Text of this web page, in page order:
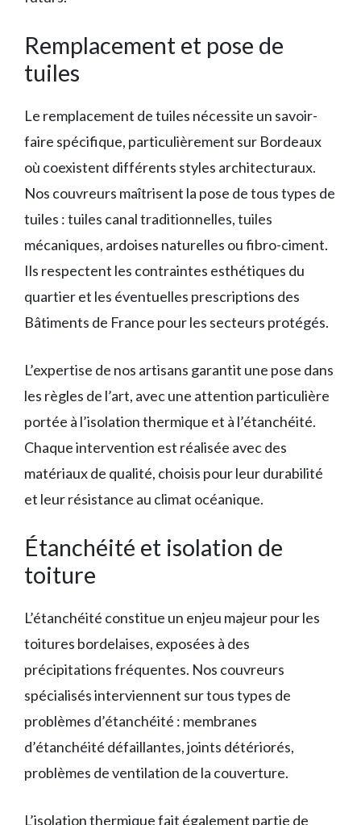
Remplacement et pose de
tuiles
Le remplacement de tuiles nécessite un savoir-
faire spécifique, particulièrement sur Bordeaux
où coexistent différents styles architecturaux.
Nos couvreurs maîtrisent la pose de tous types de
tuiles : tuiles canal traditionnelles, tuiles
mécaniques, ardoises naturelles ou fibro-ciment.
Ils respectent les contraintes esthétiques du
quartier et les éventuelles prescriptions des
Bâtiments de France pour les secteurs protégés.
L’expertise de nos artisans garantit une pose dans
les règles de l’art, avec une attention particulière
portée à l’isolation thermique et à l’étanchéité.
Chaque intervention est réalisée avec des
matériaux de qualité, choisis pour leur durabilité
et leur résistance au climat océanique.
Étanchéité et isolation de
toiture
L’étanchéité constitue un enjeu majeur pour les
toitures bordelaises, exposées à des
précipitations fréquentes. Nos couvreurs
spécialisés interviennent sur tous types de
problèmes d’étanchéité : membranes
d’étanchéité défaillantes, joints détériorés,
problèmes de ventilation de la couverture.
L’isolation thermique fait également partie de